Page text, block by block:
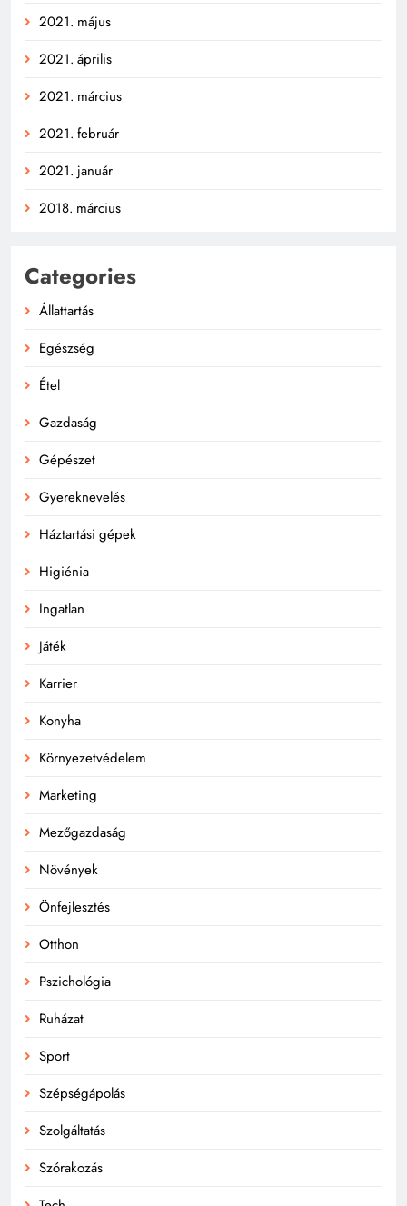
2021. május
2021. április
2021. március
2021. február
2021. január
2018. március
Categories
Állattartás
Egészség
Étel
Gazdaság
Gépészet
Gyereknevelés
Háztartási gépek
Higiénia
Ingatlan
Játék
Karrier
Konyha
Környezetvédelem
Marketing
Mezőgazdaság
Növények
Önfejlesztés
Otthon
Pszichológia
Ruházat
Sport
Szépségápolás
Szolgáltatás
Szórakozás